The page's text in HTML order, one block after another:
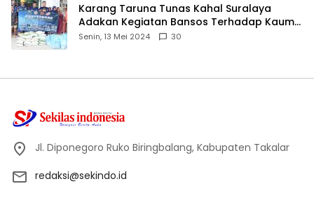
Karang Taruna Tunas Kahal Suralaya
Adakan Kegiatan Bansos Terhadap Kaum
Dhuafa dan Anak Yatim-Piatu
Senin, 13 Mei 2024 30
Jl. Diponegoro Ruko Biringbalang, Kabupaten Takalar
redaksi@sekindo.id